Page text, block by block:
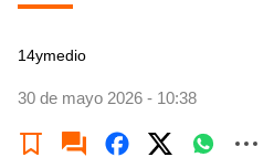
14ymedio
30 de mayo 2026 - 10:38